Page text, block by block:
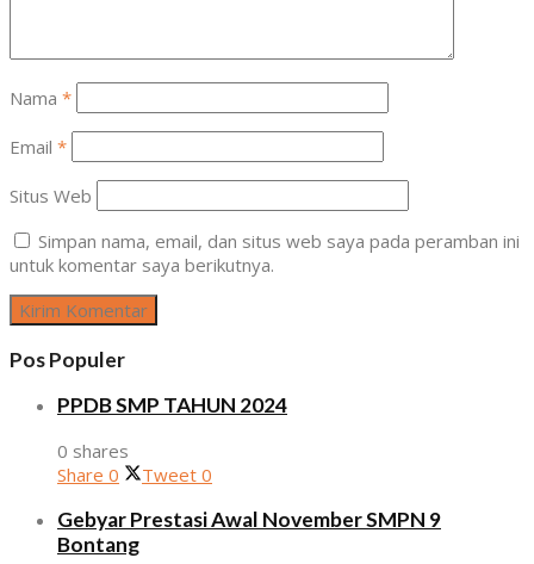
Nama *
Email *
Situs Web
Simpan nama, email, dan situs web saya pada peramban ini
untuk komentar saya berikutnya.
Pos Populer
PPDB SMP TAHUN 2024
0 shares
Share 0 Tweet 0
Gebyar Prestasi Awal November SMPN 9
Bontang